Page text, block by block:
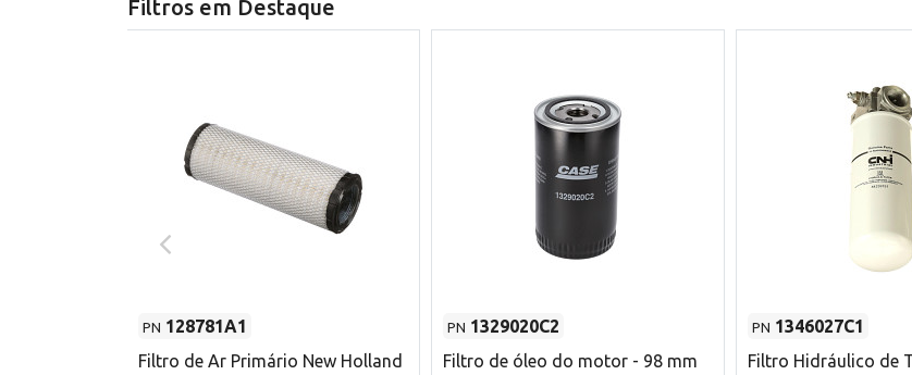
Filtros em Destaque
PN 128781A1
Filtro de Ar Primário New Holland
PN 1329020C2
Filtro de óleo do motor - 98 mm
PN 1346027C1
Filtro Hidráulico de